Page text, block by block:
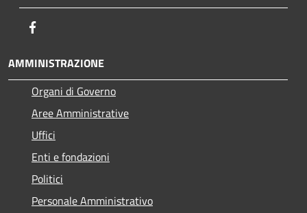
AMMINISTRAZIONE
Organi di Governo
Aree Amministrative
Uffici
Enti e fondazioni
Politici
Personale Amministrativo